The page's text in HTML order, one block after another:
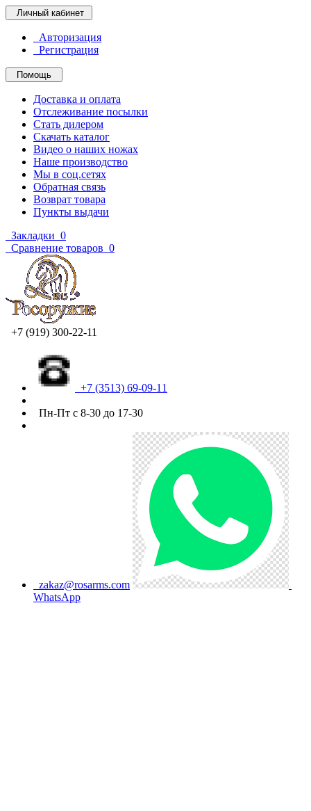
Личный кабинет
Авторизация
Регистрация
Помощь
Доставка и оплата
Отслеживание посылки
Стать дилером
Скачать каталог
Видео о наших ножах
Наше производство
Мы в соц.сетях
Обратная связь
Возврат товара
Пункты выдачи
Закладки 0
Сравнение товаров 0
+7 (919) 300-22-11
+7 (3513) 69-09-11
Пн-Пт с 8-30 до 17-30
zakaz@rosarms.com
WhatsApp